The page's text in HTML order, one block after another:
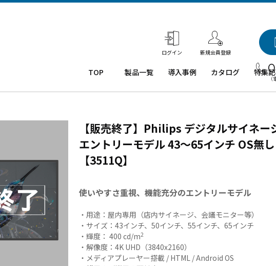
ログイン 新規会員登録
TOP 製品一覧
業務用タ
タブレッ
NF9LTA
Windows
N9LTA
タブレッ
ト TW2A-
N9LT
Windows
タブレッ
ンタ
CRM
イゼ
ー
ル」
アサ
ービ
導入事例
導入事例（業
サイネージほ
か）
事例：業務用
サイネージ・
ー
事例：業務用
その他AV機
器
カタログ 特集
【販売終了】Philips デジタルサイネ
エントリーモデル 43～65インチ OS無し
【3511Q】
使いやすさ重視、機能充分のエントリーモデル
・用途：屋内専用（店内サイネージ、会議モニター等）
・サイズ：43インチ、50インチ、55インチ、65インチ
・輝度： 400 cd/m2
・解像度：4K UHD（3840x2160）
・メディアプレーヤー搭載 / HTML / Android OS